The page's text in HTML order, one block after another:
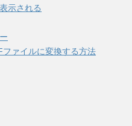
示される
ァイルに変換する方法